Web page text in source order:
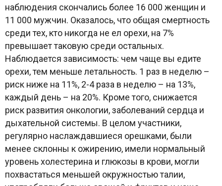
наблюдения скончались более 16 000 женщин и
11 000 мужчин. Оказалось, что общая смертность
среди тех, кто никогда не ел орехи, на 7%
превышает таковую среди остальных.
Наблюдается зависимость: чем чаще вы едите
орехи, тем меньше летальность. 1 раз в неделю –
риск ниже на 11%, 2-4 раза в неделю – на 13%,
каждый день – на 20%. Кроме того, снижается
риск развития онкологии, заболеваний сердца и
дыхательной системы. В целом участники,
регулярно наслаждавшиеся орешками, были
менее склонны к ожирению, имели нормальный
уровень холестерина и глюкозы в крови, могли
похвастаться меньшей окружностью талии,